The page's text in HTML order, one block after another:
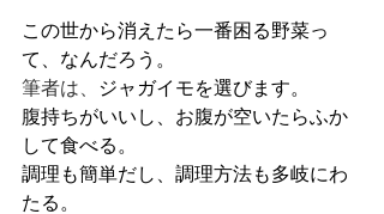
この世から消えたら一番困る野菜っ
て、なんだろう。
筆者は、
ジャガイモを選びます。
腹持ちがいいし、お腹が空いたらふか
して食べる。
調理も簡単だし、調理方法も多岐にわ
たる。